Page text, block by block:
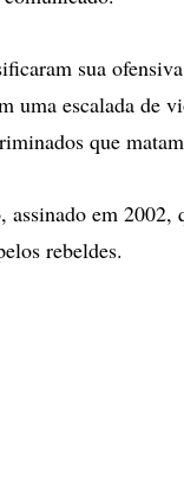
sua
escalada de
que
em 2002,
rebeldes.